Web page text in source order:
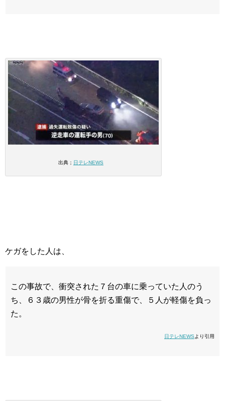
出典； 日テレNEWS
ケガをした人は、
この事故で、衝突された７台の車に乗っていた人のう
ち、６３歳の男性が骨を折る重傷で、５人が軽傷を負っ
た。
日テレNEWSより引用